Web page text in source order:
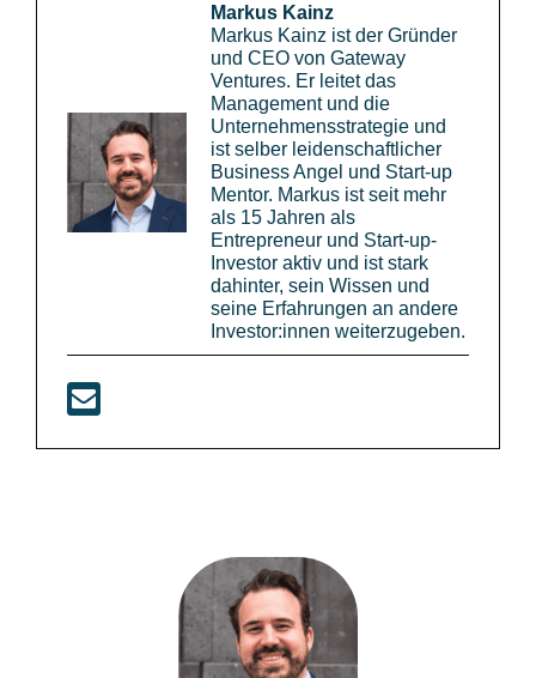
Markus Kainz
Markus Kainz ist der Gründer
und CEO von Gateway
Ventures. Er leitet das
Management und die
Unternehmensstrategie und
ist selber leidenschaftlicher
Business Angel und Start-up
Mentor. Markus ist seit mehr
als 15 Jahren als
Entrepreneur und Start-up-
Investor aktiv und ist stark
dahinter, sein Wissen und
seine Erfahrungen an andere
Investor:innen weiterzugeben.